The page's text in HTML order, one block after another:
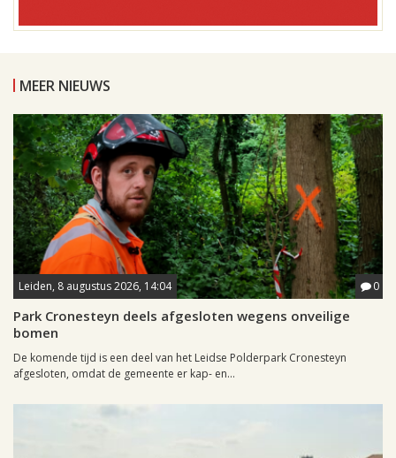
MEER NIEUWS
Leiden, 8 augustus 2026, 14:04 0
Park Cronesteyn deels afgesloten wegens onveilige
bomen
De komende tijd is een deel van het Leidse Polderpark Cronesteyn
afgesloten, omdat de gemeente er kap- en...